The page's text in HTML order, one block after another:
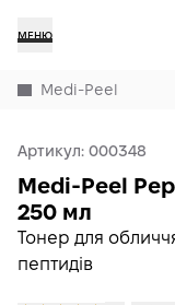
МЕНЮ
Medi-Peel
Артикул: 000348
Тонер для
пептидів
Medi-Peel
250 мл